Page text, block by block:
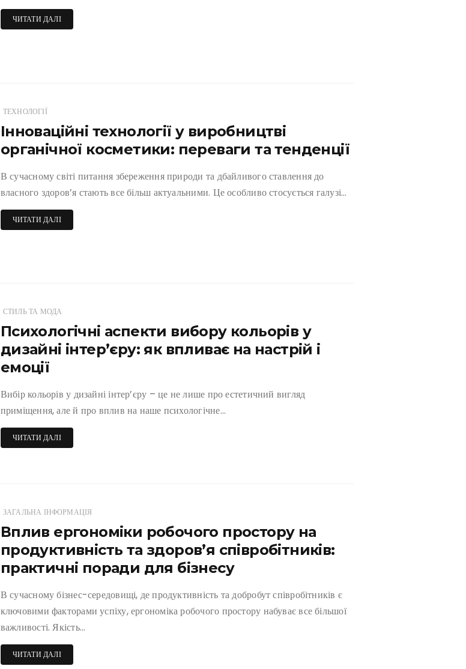
ЧИТАТИ ДАЛІ
ТЕХНОЛОГІЇ
Інноваційні технології у виробництві
органічної косметики: переваги та тенденції
В сучасному світі питання збереження природи та дбайливого ставлення до
власного здоров’я стають все більш актуальними. Це особливо стосується галузі…
ЧИТАТИ ДАЛІ
СТИЛЬ ТА МОДА
Психологічні аспекти вибору кольорів у
дизайні інтер’єру: як впливає на настрій і
емоції
Вибір кольорів у дизайні інтер’єру – це не лише про естетичний вигляд
приміщення, але й про вплив на наше психологічне…
ЧИТАТИ ДАЛІ
ЗАГАЛЬНА ІНФОРМАЦІЯ
Вплив ергономіки робочого простору на
продуктивність та здоров’я співробітників:
практичні поради для бізнесу
В сучасному бізнес-середовищі, де продуктивність та добробут співробітників є
ключовими факторами успіху, ергономіка робочого простору набуває все більшої
важливості. Якість…
ЧИТАТИ ДАЛІ